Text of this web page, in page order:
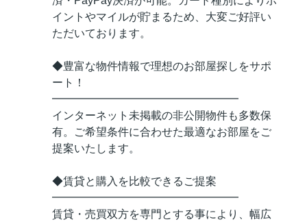
イントやマイルが貯まるため、大変ご好評い
ただいております。
◆豊富な物件情報で理想のお部屋探しをサポ
ート！
━━━━━━━━━━━━━━━━━
インターネット未掲載の非公開物件も多数保
有。ご希望条件に合わせた最適なお部屋をご
提案いたします。
◆賃貸と購入を比較できるご提案
━━━━━━━━━━━━━━━━━
賃貸・売買双方を専門とする事により、幅広